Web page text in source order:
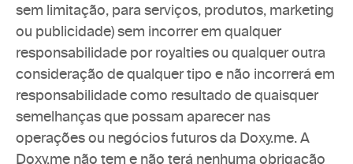
sem limitação, para serviços, produtos, marketing
ou publicidade) sem incorrer em qualquer
responsabilidade por royalties ou qualquer outra
consideração de qualquer tipo e não incorrerá em
responsabilidade como resultado de quaisquer
semelhanças que possam aparecer nas
operações ou negócios futuros da Doxy.me. A
Doxy.me não tem e não terá nenhuma obrigação